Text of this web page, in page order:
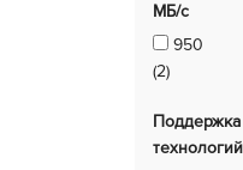
МБ/с
950
(2)
Поддержка
технологий